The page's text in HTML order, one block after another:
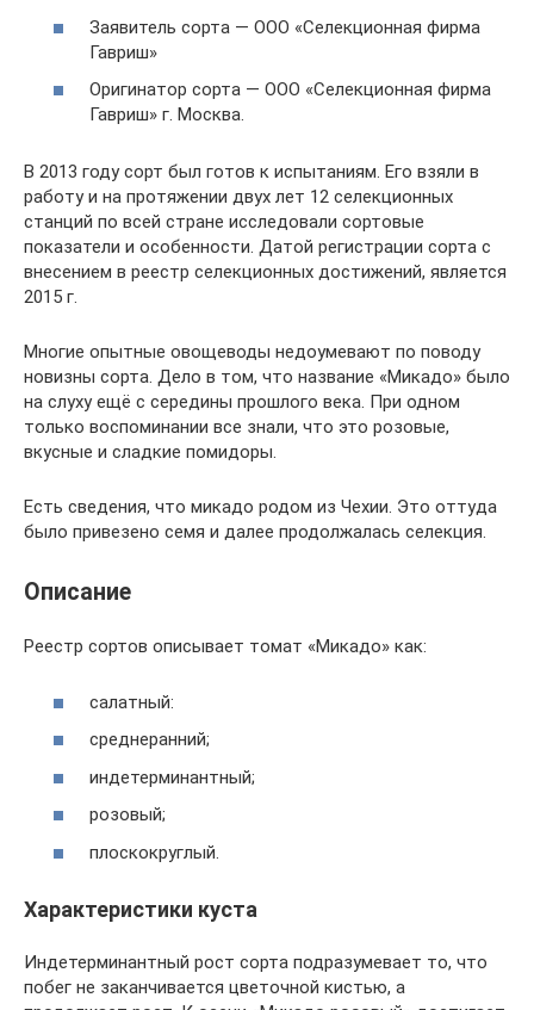
Заявитель сорта — ООО «Селекционная фирма
Гавриш»
Оригинатор сорта — ООО «Селекционная фирма
Гавриш» г. Москва.
В 2013 году сорт был готов к испытаниям. Его взяли в
работу и на протяжении двух лет 12 селекционных
станций по всей стране исследовали сортовые
показатели и особенности. Датой регистрации сорта с
внесением в реестр селекционных достижений, является
2015 г.
Многие опытные овощеводы недоумевают по поводу
новизны сорта. Дело в том, что название «Микадо» было
на слуху ещё с середины прошлого века. При одном
только воспоминании все знали, что это розовые,
вкусные и сладкие помидоры.
Есть сведения, что микадо родом из Чехии. Это оттуда
было привезено семя и далее продолжалась селекция.
Описание
Реестр сортов описывает томат «Микадо» как:
салатный:
среднеранний;
индетерминантный;
розовый;
плоскокруглый.
Характеристики куста
Индетерминантный рост сорта подразумевает то, что
побег не заканчивается цветочной кистью, а